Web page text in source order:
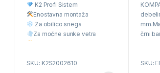
u
t
o
f
5
K2 Profi Sistem
Enostavna montaža
Za obilico snega
Za močne sunke vetra
SKU: K2S2002610
u
o
f
5
črni
SKU: